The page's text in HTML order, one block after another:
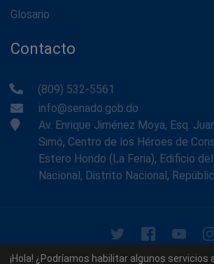
Glosario
Contacto
(809) 532-5561
info@senado.gob.do
Av. Enrique Jiménez Moya, Esq.
Simó, Centro de los Héroes de
Estero Hondo (La Feria), Edificio
Nacional, Distrito Nacional,
© 2026 - Memoria Histórica del Senado
¡Hola! ¿Podríamos habilitar algunos servicios